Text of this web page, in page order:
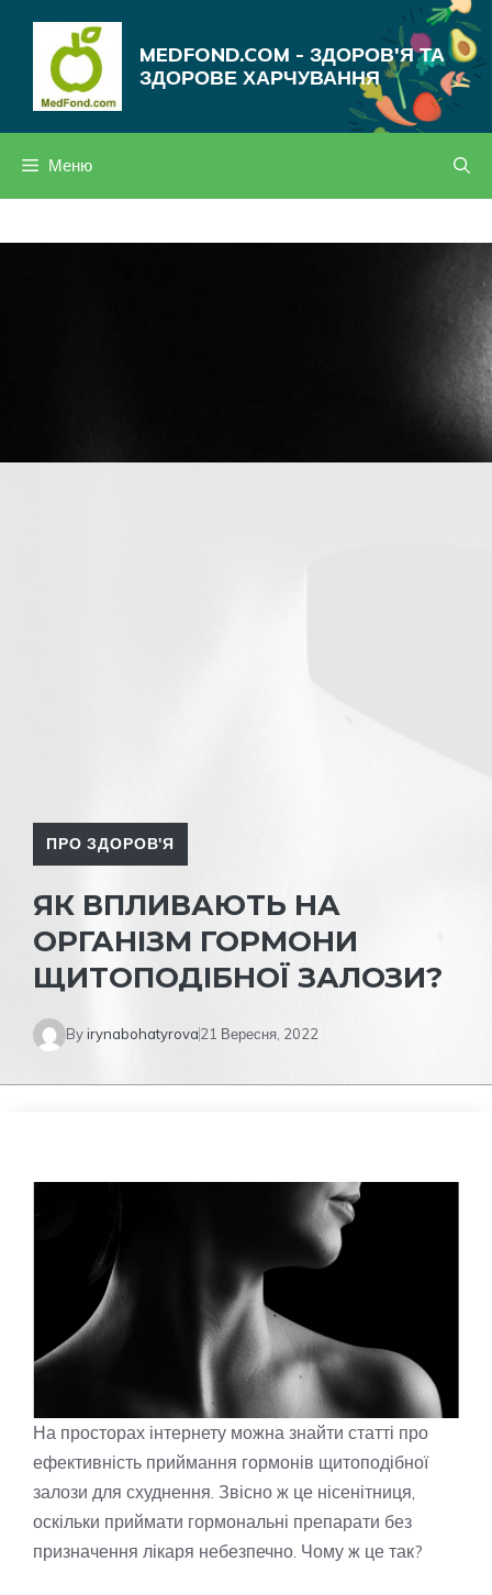
MEDFOND.COM - ЗДОРОВ'Я ТА
ЗДОРОВЕ ХАРЧУВАННЯ
Меню
ПРО ЗДОРОВ'Я
ЯК ВПЛИВАЮТЬ НА
ОРГАНІЗМ ГОРМОНИ
ЩИТОПОДІБНОЇ ЗАЛОЗИ?
Byirynabohatyrova21 Вересня, 2022
На просторах інтернету можна знайти статті про
ефективність приймання гормонів щитоподібної
залози для схуднення. Звісно ж це нісенітниця,
оскільки приймати гормональні препарати без
призначення лікаря небезпечно. Чому ж це так?